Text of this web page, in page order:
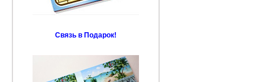
Связь в Подарок!